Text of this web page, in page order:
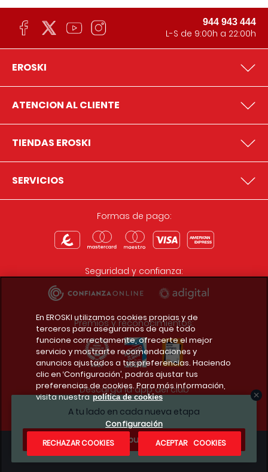
A tu lado en cada nueva etapa
¿Te apuntas?
944 943 444
L-S de 9:00h a 22:00h
EROSKI
ATENCION AL CLIENTE
TIENDAS EROSKI
SERVICIOS
Formas de pago:
Seguridad y confianza:
Premios y reconocimientos:
Descarga la app del club
Condiciones legales
En EROSKI utilizamos cookies propias y de
terceros para asegurarnos de que todo
funcione correctamente, ofrecerte el mejor
servicio y mostrarte recomendaciones y
anuncios ajustados a tus preferencias. Haciendo
clic en ‘Configuración’, podrás ajustar tus
preferencias de cookies. Para más información,
visita nuestra política de cookies
Configuración
RECHAZAR COOKIES
ACEPTAR COOKIES